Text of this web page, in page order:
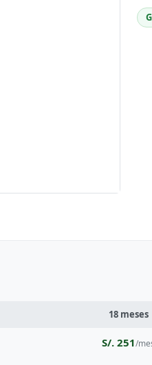
18 meses
S/. 251/